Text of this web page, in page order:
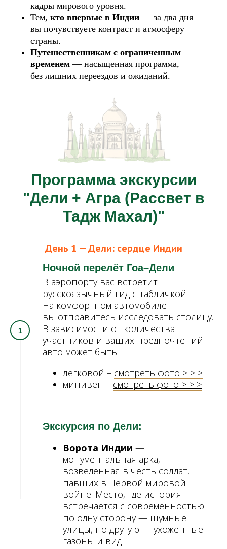
кадры мирового уровня.
Тем, кто впервые в Индии — за два дня
вы почувствуете контраст и атмосферу
страны.
Путешественникам с ограниченным
временем — насыщенная программа,
без лишних переездов и ожиданий.
Программа экскурсии
"Дели + Агра (Рассвет в
Тадж Махал)"
День 1 — Дели: сердце Индии
Ночной перелёт Гоа–Дели
В аэропорту вас встретит
русскоязычный гид с табличкой.
На комфортном автомобиле
вы отправитесь исследовать столицу.
В зависимости от количества
участников и ваших предпочтений
авто может быть:
легковой – смотреть фото > > >
минивен – смотреть фото > > >
Экскурсия по Дели:
Ворота Индии —
монументальная арка,
возведённая в честь солдат,
павших в Первой мировой
войне. Место, где история
встречается с современностью:
по одну сторону — шумные
улицы, по другую — ухоженные
газоны и вид